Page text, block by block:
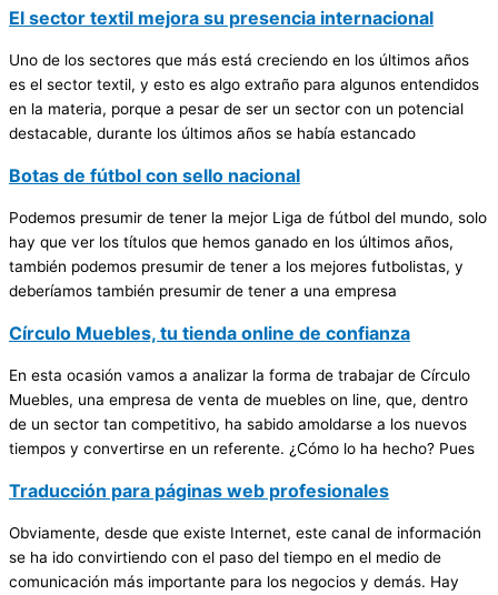
El sector textil mejora su presencia internacional
Uno de los sectores que más está creciendo en los últimos años
es el sector textil, y esto es algo extraño para algunos entendidos
en la materia, porque a pesar de ser un sector con un potencial
destacable, durante los últimos años se había estancado
Botas de fútbol con sello nacional
Podemos presumir de tener la mejor Liga de fútbol del mundo, solo
hay que ver los títulos que hemos ganado en los últimos años,
también podemos presumir de tener a los mejores futbolistas, y
deberíamos también presumir de tener a una empresa
Círculo Muebles, tu tienda online de confianza
En esta ocasión vamos a analizar la forma de trabajar de Círculo
Muebles, una empresa de venta de muebles on line, que, dentro
de un sector tan competitivo, ha sabido amoldarse a los nuevos
tiempos y convertirse en un referente. ¿Cómo lo ha hecho? Pues
Traducción para páginas web profesionales
Obviamente, desde que existe Internet, este canal de información
se ha ido convirtiendo con el paso del tiempo en el medio de
comunicación más importante para los negocios y demás. Hay